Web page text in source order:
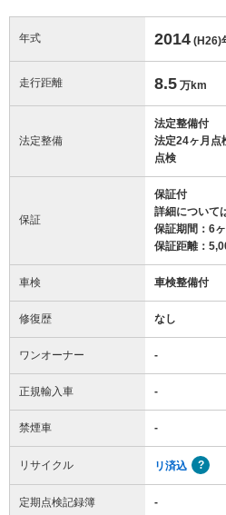
年式 2014 (H26)
走行距離 8.5 万km
法定整備
法定整備付
法定24ヶ月点
点検
保証
保証付
詳細について
保証期間：6
保証距離：
車検 車検整備付
修復歴 なし
ワンオーナー -
正規輸入車 -
禁煙車 -
リサイクル リ済込
定期点検記録簿 -